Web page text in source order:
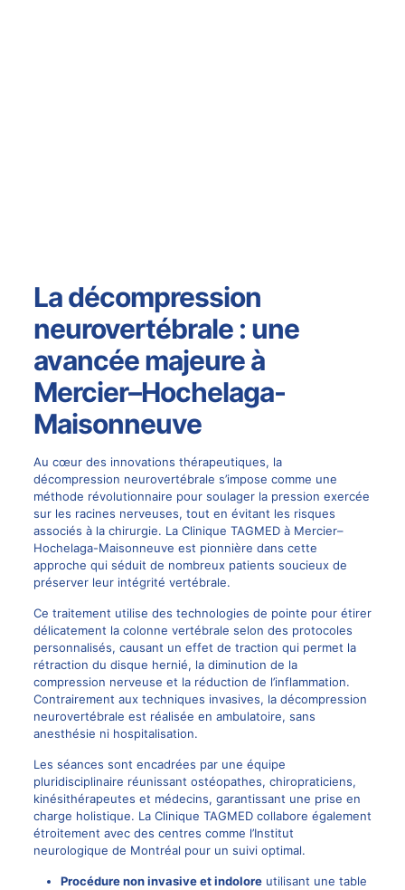
La décompression
neurovertébrale : une
avancée majeure à
Mercier–Hochelaga-
Maisonneuve
Au cœur des innovations thérapeutiques, la
décompression neurovertébrale s’impose comme une
méthode révolutionnaire pour soulager la pression exercée
sur les racines nerveuses, tout en évitant les risques
associés à la chirurgie. La Clinique TAGMED à Mercier–
Hochelaga-Maisonneuve est pionnière dans cette
approche qui séduit de nombreux patients soucieux de
préserver leur intégrité vertébrale.
Ce traitement utilise des technologies de pointe pour étirer
délicatement la colonne vertébrale selon des protocoles
personnalisés, causant un effet de traction qui permet la
rétraction du disque hernié, la diminution de la
compression nerveuse et la réduction de l’inflammation.
Contrairement aux techniques invasives, la décompression
neurovertébrale est réalisée en ambulatoire, sans
anesthésie ni hospitalisation.
Les séances sont encadrées par une équipe
pluridisciplinaire réunissant ostéopathes, chiropraticiens,
kinésithérapeutes et médecins, garantissant une prise en
charge holistique. La Clinique TAGMED collabore également
étroitement avec des centres comme l’Institut
neurologique de Montréal pour un suivi optimal.
Procédure non invasive et indoloreutilisant une table